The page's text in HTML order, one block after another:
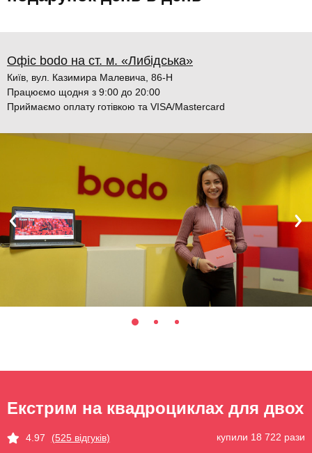
Офіс bodo на ст. м. «Либідська»
Київ, вул. Казимира Малевича, 86-Н
Працюємо щодня з 9:00 до 20:00
Приймаємо оплату готівкою та VISA/Mastercard
Екстрим на квадроциклах для двох
4.97 (525 відгуків) купили 18 722 рази